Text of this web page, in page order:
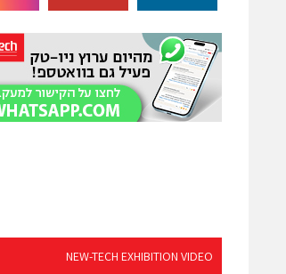
NEW-TECH EXHIBITION VIDEO